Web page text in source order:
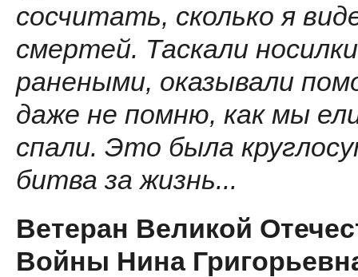
сосчитать, сколько я
смертей. Таскали
ранеными, оказывали
даже не помню, как мы
спали. Это была
битва за жизнь...
Ветеран Великой
Войны Нина